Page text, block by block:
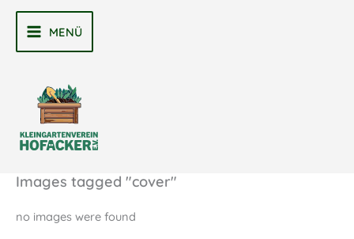
Zum
Inhalt
MAIN
MENÜ
Images tagged "cover"
no images were found